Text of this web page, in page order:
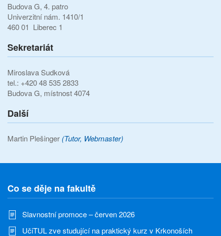
Budova G, 4. patro
Univerzitní nám. 1410/1
460 01 Liberec 1
Sekretariát
Miroslava Sudková
tel.: +420 48 535 2833
Budova G, místnost 4074
Další
Martin Plešinger (Tutor, Webmaster)
Co se děje na fakultě
Slavnostní promoce – červen 2026
UčiTUL zve studující na praktický kurz v Krkonoších